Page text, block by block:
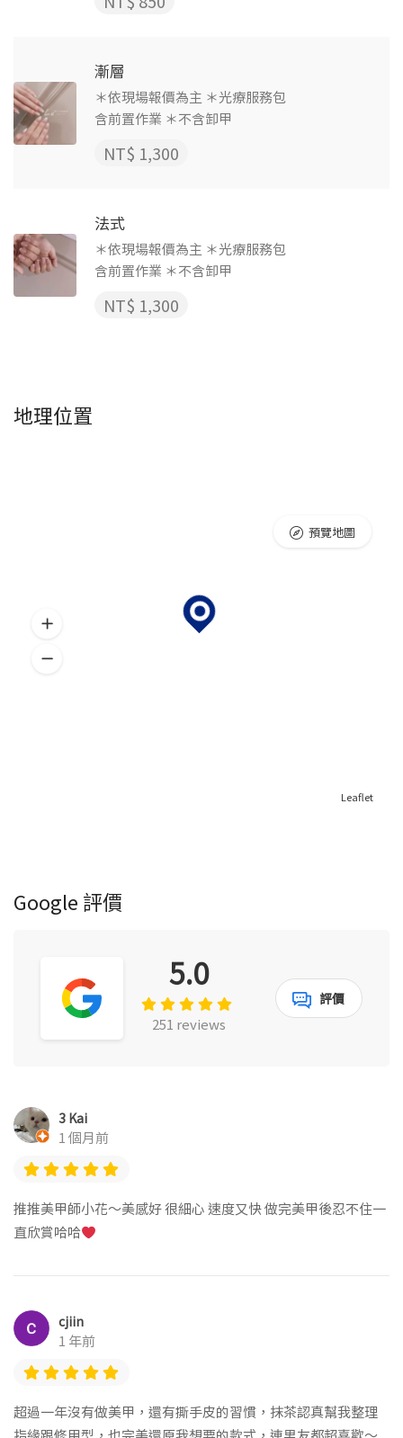
漸層
＊依現場報價為主 ＊光療服務包
含前置作業 ＊不含卸甲
NT$ 1,300
法式
＊依現場報價為主 ＊光療服務包
含前置作業 ＊不含卸甲
NT$ 1,300
地理位置
Leaflet
預覽地圖
Google 評價
5.0
251 reviews
評價
3 Kai
1 個月前
推推美甲師小花～美感好 很細心 速度又快 做完美甲後忍不住一
直欣賞哈哈
cjiin
1 年前
超過一年沒有做美甲，還有撕手皮的習慣，抹茶認真幫我整理